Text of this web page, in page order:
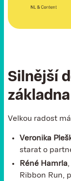
Silnější
základna
Velkou radost
Veronika
starat o
Réné Hamrla
Ribbon Run,